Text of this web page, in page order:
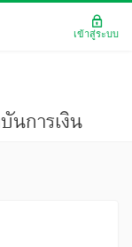
นการเงิน
เข้าสู่ระบบ